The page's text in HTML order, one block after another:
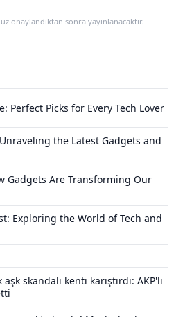
onaylandıktan sonra yayınlanacaktır.
Perfect Picks for Every Tech Lover
the Latest Gadgets and
Gadgets Are Transforming Our
Exploring the World of Tech and
aşk skandalı kenti karıştırdı: AKP'li